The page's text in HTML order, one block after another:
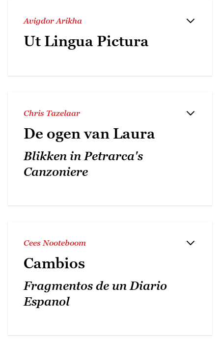
Avigdor Arikha
Ut Lingua Pictura
Chris Tazelaar
De ogen van Laura
Blikken in Petrarca's
Canzoniere
Cees Nooteboom
Cambios
Fragmentos de un Diario
Espanol